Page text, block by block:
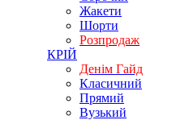
Жакети
Шорти
Розпродаж
КРІЙ
Денім Гайд
Класичний
Прямий
Вузький